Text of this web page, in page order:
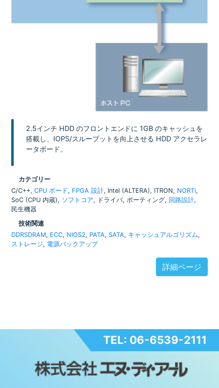
2.5インチ HDD のフロントエンドに 1GB のキャッシュを
搭載し、IOPS/スループットを向上させる HDD アクセラレ
ータボード。
カテゴリー
C/C++, CPU ボード, FPGA 設計, Intel (ALTERA), ITRON, NORTi,
SoC (CPU 内蔵), ソフトコア, ドライバ, ポーティング, 回路設計,
民生機器
技術関連
DDRSDRAM, ECC, NIOS2, PATA, SATA, キャッシュアルゴリズム,
ストレージ, 電源バックアップ
詳細ページ
TEL: 06-6539-2111